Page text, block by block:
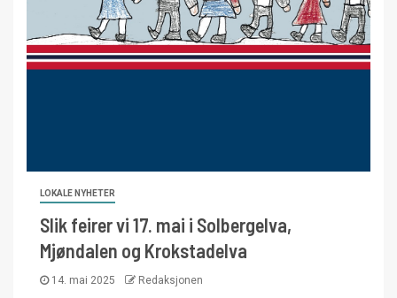
LOKALE NYHETER
Slik feirer vi 17. mai i Solbergelva,
Mjøndalen og Krokstadelva
14. mai 2025 Redaksjonen